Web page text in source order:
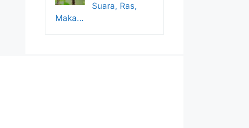
Suara, Ras,
Maka…